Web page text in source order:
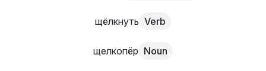
щёлкнуть Verb
щелкопёр Noun